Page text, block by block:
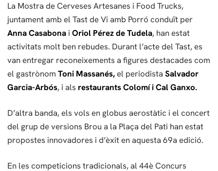
La Mostra de Cerveses Artesanes i Food Trucks,
juntament amb el Tast de Vi amb Porró conduït per
Anna Casabona i Oriol Pérez de Tudela, han estat
activitats molt ben rebudes. Durant l’acte del Tast, es
van entregar reconeixements a figures destacades com
el gastrònom Toni Massanés,el periodista Salvador
Garcia-Arbós, i als restaurants Colomí i Cal Ganxo.
D’altra banda, els vols en globus aerostàtic i el concert
del grup de versions Brou a la Plaça del Pati han estat
propostes innovadores i d’èxit en aquesta 69a edició.
En les competicions tradicionals, al 44è Concurs